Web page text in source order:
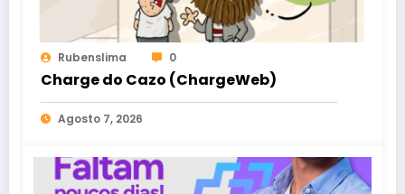
Rubenslima 0
Charge do Cazo (ChargeWeb)
Agosto 7, 2026